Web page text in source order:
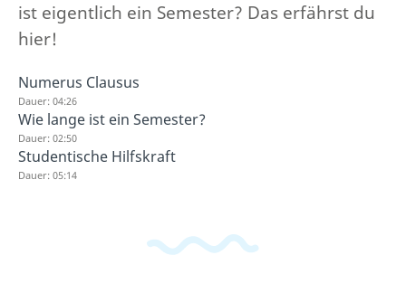
ist eigentlich ein Semester? Das erfährst du
hier!
Numerus Clausus
Dauer: 04:26
Wie lange ist ein Semester?
Dauer: 02:50
Studentische Hilfskraft
Dauer: 05:14